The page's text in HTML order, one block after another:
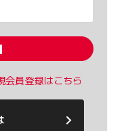
会員登録はこちら